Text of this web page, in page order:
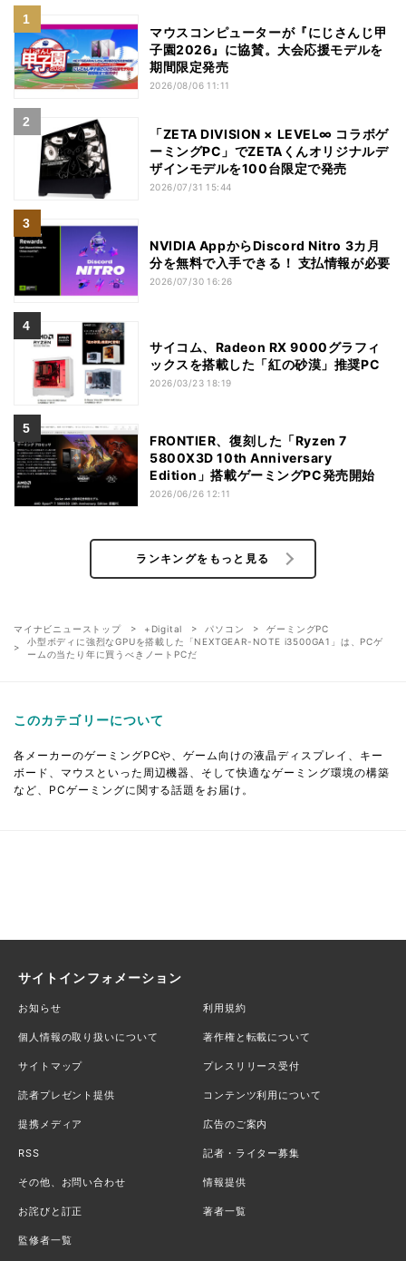
マウスコンピューターが『にじさんじ甲
子園2026』に協賛。大会応援モデルを
期間限定発売
2026/08/06 11:11
「ZETA DIVISION × LEVEL∞ コラボゲ
ーミングPC」でZETAくんオリジナルデ
ザインモデルを100台限定で発売
2026/07/31 15:44
NVIDIA AppからDiscord Nitro 3カ月
分を無料で入手できる！ 支払情報が必要
2026/07/30 16:26
サイコム、Radeon RX 9000グラフィ
ックスを搭載した「紅の砂漠」推奨PC
2026/03/23 18:19
FRONTIER、復刻した「Ryzen 7
5800X3D 10th Anniversary
Edition」搭載ゲーミングPC発売開始
2026/06/26 12:11
ランキングをもっと見る
マイナビニューストップ +Digital パソコン
ゲーミングPC
小型ボディに強烈なGPUを搭載した「NEXTGEAR-NOTE i3500GA1」は、PCゲ
ームの当たり年に買うべきノートPCだ
このカテゴリーについて
各メーカーのゲーミングPCや、ゲーム向けの液晶ディスプレイ、キー
ボード、マウスといった周辺機器、そして快適なゲーミング環境の構築
など、PCゲーミングに関する話題をお届け。
サイトインフォメーション
お知らせ 利用規約
個人情報の取り扱いについて 著作権と転載について
サイトマップ プレスリリース受付
読者プレゼント提供 コンテンツ利用について
提携メディア 広告のご案内
RSS 記者・ライター募集
その他、お問い合わせ 情報提供
お詫びと訂正 著者一覧
監修者一覧